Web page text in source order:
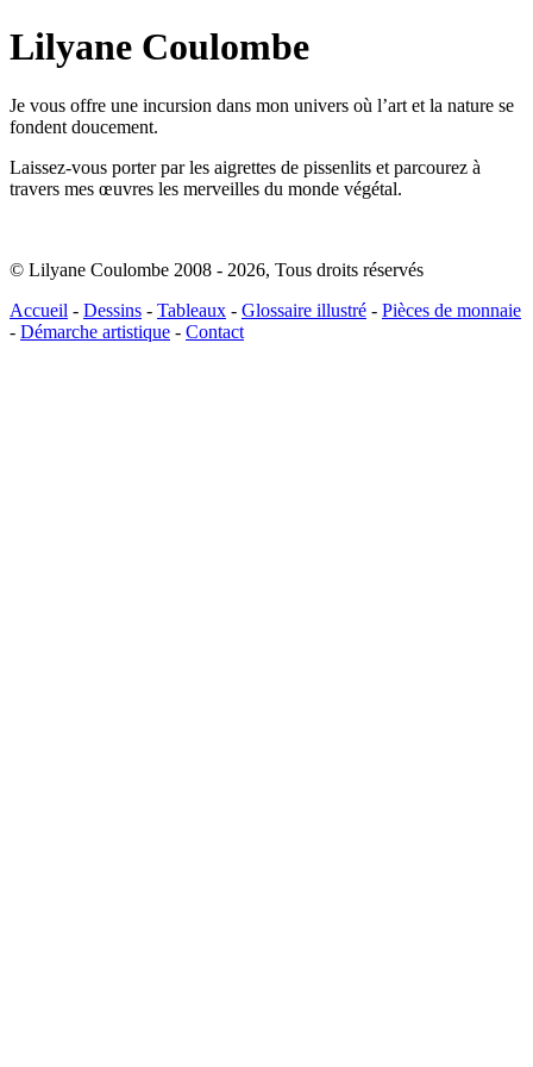
Lilyane Coulombe
Je vous offre une incursion dans mon univers où l’art et la nature se
fondent doucement.
Laissez-vous porter par les aigrettes de pissenlits et parcourez à
travers mes œuvres les merveilles du monde végétal.
© Lilyane Coulombe 2008 - 2026, Tous droits réservés
Accueil - Dessins - Tableaux - Glossaire illustré - Pièces de monnaie
- Démarche artistique - Contact